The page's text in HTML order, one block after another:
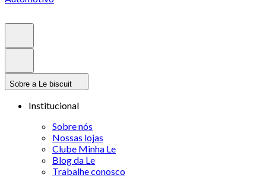
Sobre a Le biscuit
Institucional
Sobre nós
Nossas lojas
Clube Minha Le
Blog da Le
Trabalhe conosco